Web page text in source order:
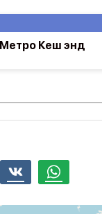
Кеш энд
Whatsapp